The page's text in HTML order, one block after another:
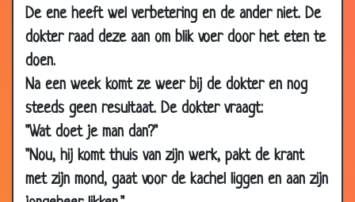
De ene heeft wel verbetering en de ander niet. De
dokter raad deze aan om blik voer door het eten te
doen.
Na een week komt ze weer bij de dokter en nog
steeds geen resultaat. De dokter vraagt:
"Wat doet je man dan?"
"Nou, hij komt thuis van zijn werk, pakt de krant
met zijn mond, gaat voor de kachel liggen en aan zijn
06 Jun
2002
Bijziend 2.62
12 Mar
2002
10 Mar
2002
Wie??
09 Mar
2002
De alternatieve genezer. 3.40